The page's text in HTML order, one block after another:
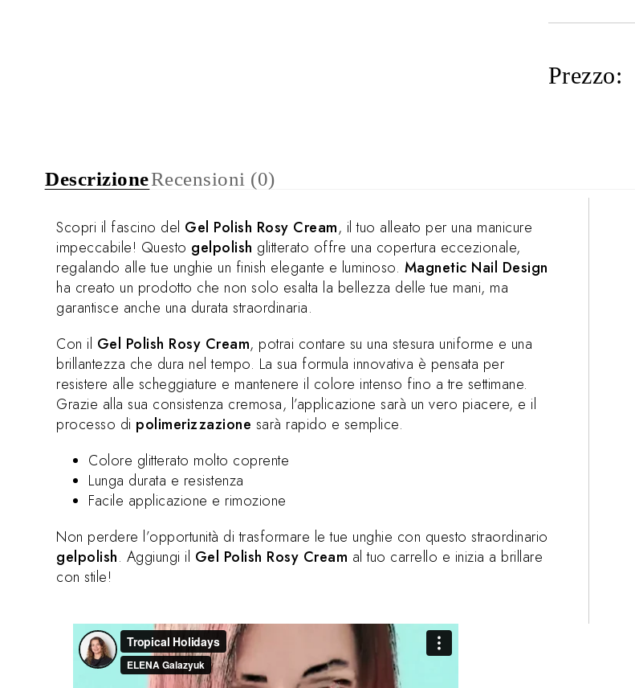
Prezzo:
DescrizioneRecensioni (0)
Scopri il fascino del Gel Polish Rosy Cream, il tuo alleato per una manicure
impeccabile! Questo gelpolish glitterato offre una copertura eccezionale,
regalando alle tue unghie un finish elegante e luminoso. Magnetic Nail Design
ha creato un prodotto che non solo esalta la bellezza delle tue mani, ma
garantisce anche una durata straordinaria.
Con il Gel Polish Rosy Cream, potrai contare su una stesura uniforme e una
brillantezza che dura nel tempo. La sua formula innovativa è pensata per
resistere alle scheggiature e mantenere il colore intenso fino a tre settimane.
Grazie alla sua consistenza cremosa, l’applicazione sarà un vero piacere, e il
processo di polimerizzazione sarà rapido e semplice.
Colore glitterato molto coprente
Lunga durata e resistenza
Facile applicazione e rimozione
Non perdere l’opportunità di trasformare le tue unghie con questo straordinario
gelpolish. Aggiungi il Gel Polish Rosy Cream al tuo carrello e inizia a brillare
con stile!